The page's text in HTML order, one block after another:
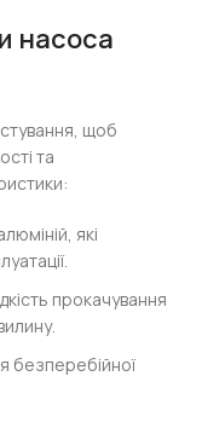
насоса
щоб
та
які
прокачування
безперебійної